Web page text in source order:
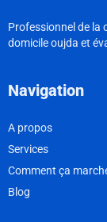
Professionnel de la
domicile oujda et
Navigation
A propos
Services
Comment ça
Blog